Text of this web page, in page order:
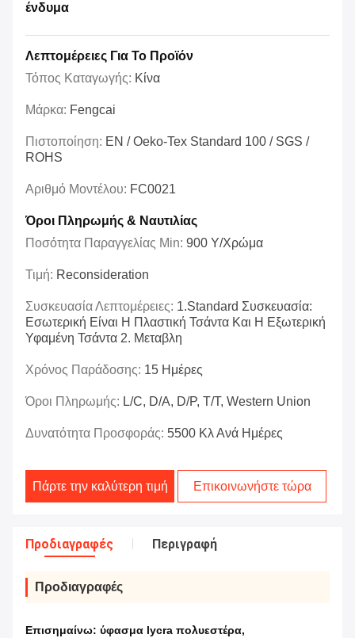
ένδυμα
Λεπτομέρειες Για Το Προϊόν
Τόπος Καταγωγής: Κίνα
Μάρκα: Fengcai
Πιστοποίηση: EN / Oeko-Tex Standard 100 / SGS /
ROHS
Αριθμό Μοντέλου: FC0021
Όροι Πληρωμής & Ναυτιλίας
Ποσότητα Παραγγελίας Min: 900 Υ/χρώμα
Τιμή: Reconsideration
Συσκευασία Λεπτομέρειες: 1.Standard Συσκευασία:
Εσωτερική Είναι Η Πλαστική Τσάντα Και Η Εξωτερική
Υφαμένη Τσάντα 2. Μεταβλη
Χρόνος Παράδοσης: 15 Ημέρες
Όροι Πληρωμής: L/C, D/A, D/P, T/T, Western Union
Δυνατότητα Προσφοράς: 5500 Κλ Ανά Ημέρες
Πάρτε την καλύτερη τιμή Επικοινωνήστε τώρα
Προδιαγραφές Περιγραφή
Προδιαγραφές
Επισημαίνω: ύφασμα lycra πολυεστέρα,